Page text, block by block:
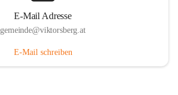
E-Mail Adresse
gemeinde@viktorsberg.at
E-Mail schreiben